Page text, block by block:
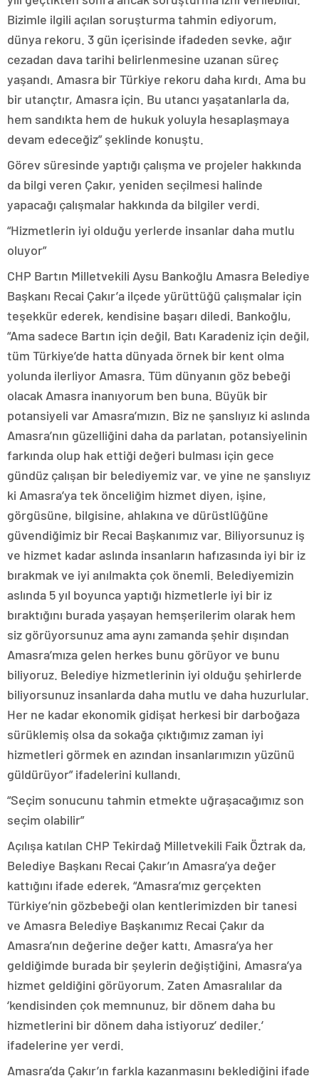
Bizimle ilgili açılan soruşturma tahmin ediyorum,
dünya rekoru. 3 gün içerisinde ifadeden sevke, ağır
cezadan dava tarihi belirlenmesine uzanan süreç
yaşandı. Amasra bir Türkiye rekoru daha kırdı. Ama bu
bir utançtır, Amasra için. Bu utancı yaşatanlarla da,
hem sandıkta hem de hukuk yoluyla hesaplaşmaya
devam edeceğiz” şeklinde konuştu.
Görev süresinde yaptığı çalışma ve projeler hakkında
da bilgi veren Çakır, yeniden seçilmesi halinde
yapacağı çalışmalar hakkında da bilgiler verdi.
“Hizmetlerin iyi olduğu yerlerde insanlar daha mutlu
oluyor”
CHP Bartın Milletvekili Aysu Bankoğlu Amasra Belediye
Başkanı Recai Çakır’a ilçede yürüttüğü çalışmalar için
teşekkür ederek, kendisine başarı diledi. Bankoğlu,
“Ama sadece Bartın için değil, Batı Karadeniz için değil,
tüm Türkiye’de hatta dünyada örnek bir kent olma
yolunda ilerliyor Amasra. Tüm dünyanın göz bebeği
olacak Amasra inanıyorum ben buna. Büyük bir
potansiyeli var Amasra’mızın. Biz ne şanslıyız ki aslında
Amasra’nın güzelliğini daha da parlatan, potansiyelinin
farkında olup hak ettiği değeri bulması için gece
gündüz çalışan bir belediyemiz var. ve yine ne şanslıyız
ki Amasra’ya tek önceliğim hizmet diyen, işine,
görgüsüne, bilgisine, ahlakına ve dürüstlüğüne
güvendiğimiz bir Recai Başkanımız var. Biliyorsunuz iş
ve hizmet kadar aslında insanların hafızasında iyi bir iz
bırakmak ve iyi anılmakta çok önemli. Belediyemizin
aslında 5 yıl boyunca yaptığı hizmetlerle iyi bir iz
bıraktığını burada yaşayan hemşerilerim olarak hem
siz görüyorsunuz ama aynı zamanda şehir dışından
Amasra’mıza gelen herkes bunu görüyor ve bunu
biliyoruz. Belediye hizmetlerinin iyi olduğu şehirlerde
biliyorsunuz insanlarda daha mutlu ve daha huzurlular.
Her ne kadar ekonomik gidişat herkesi bir darboğaza
sürüklemiş olsa da sokağa çıktığımız zaman iyi
hizmetleri görmek en azından insanlarımızın yüzünü
güldürüyor” ifadelerini kullandı.
“Seçim sonucunu tahmin etmekte uğraşacağımız son
seçim olabilir”
Açılışa katılan CHP Tekirdağ Milletvekili Faik Öztrak da,
Belediye Başkanı Recai Çakır’ın Amasra’ya değer
kattığını ifade ederek, “Amasra’mız gerçekten
Türkiye’nin gözbebeği olan kentlerimizden bir tanesi
ve Amasra Belediye Başkanımız Recai Çakır da
Amasra’nın değerine değer kattı. Amasra’ya her
geldiğimde burada bir şeylerin değiştiğini, Amasra’ya
hizmet geldiğini görüyorum. Zaten Amasralılar da
‘kendisinden çok memnunuz, bir dönem daha bu
hizmetlerini bir dönem daha istiyoruz’ dediler.’
ifadelerine yer verdi.
Amasra’da Çakır’ın farkla kazanmasını beklediğini ifade